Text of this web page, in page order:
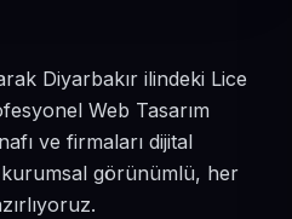
Diyarbakır ilindeki Lice
Web Tasarım
ve firmaları dijital
kurumsal görünümlü, her